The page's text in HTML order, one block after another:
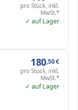
pro Stück, inkl.
MwSt.*
✓ auf Lager
180,50€
pro Stück, inkl.
MwSt.*
✓ auf Lager